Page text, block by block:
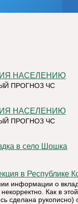
НАСЕЛЕНИЮ
ПРОГНОЗ ЧС
НАСЕЛЕНИЮ
ПРОГНОЗ ЧС
в село Шошка
в Республике
информации о
Как в
сделана рукописно)